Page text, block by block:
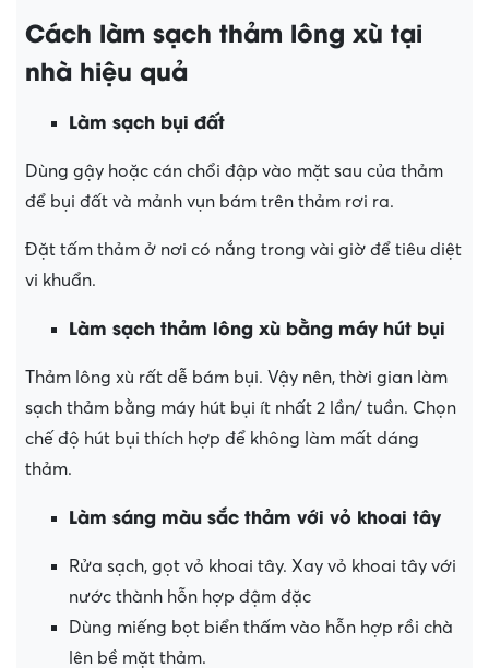
Cách làm sạch thảm lông xù tại
nhà hiệu quả
Làm sạch bụi đất
Dùng gậy hoặc cán chổi đập vào mặt sau của thảm
để bụi đất và mảnh vụn bám trên thảm rơi ra.
Đặt tấm thảm ở nơi có nắng trong vài giờ để tiêu diệt
vi khuẩn.
Làm sạch thảm lông xù bằng máy hút bụi
Thảm lông xù rất dễ bám bụi. Vậy nên, thời gian làm
sạch thảm bằng máy hút bụi ít nhất 2 lần/ tuần. Chọn
chế độ hút bụi thích hợp để không làm mất dáng
thảm.
Làm sáng màu sắc thảm với vỏ khoai tây
Rửa sạch, gọt vỏ khoai tây. Xay vỏ khoai tây với
nước thành hỗn hợp đậm đặc
Dùng miếng bọt biển thấm vào hỗn hợp rồi chà
lên bề mặt thảm.